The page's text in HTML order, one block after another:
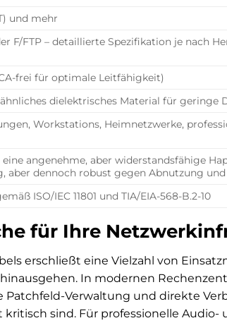
und mehr
F/FTP – detaillierte Spezifikation je nach
frei für optimale Leitfähigkeit)
dielektrisches Material für geringe
Workstations, Heimnetzwerke,
angenehme, aber widerstandsfähige
aber dennoch robust gegen Abnutzung
ISO/IEC 11801 und TIA/EIA-568-B.2-10
für Ihre
erschließt eine Vielzahl von
In modernen
Verwaltung und direkte
sind. Für professionelle